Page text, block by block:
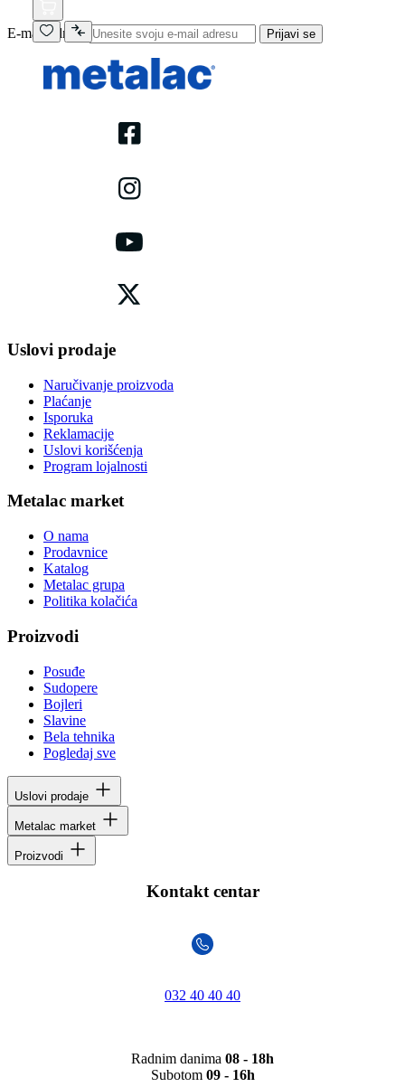
E-mail adresa Prijavi se
Uslovi prodaje
Naručivanje proizvoda
Plaćanje
Isporuka
Reklamacije
Uslovi korišćenja
Program lojalnosti
Metalac market
O nama
Prodavnice
Katalog
Metalac grupa
Politika kolačića
Proizvodi
Posuđe
Sudopere
Bojleri
Slavine
Bela tehnika
Pogledaj sve
Uslovi prodaje
Metalac market
Proizvodi
Kontakt centar
032 40 40 40
Radnim danima 08 - 18h
Subotom 09 - 16h